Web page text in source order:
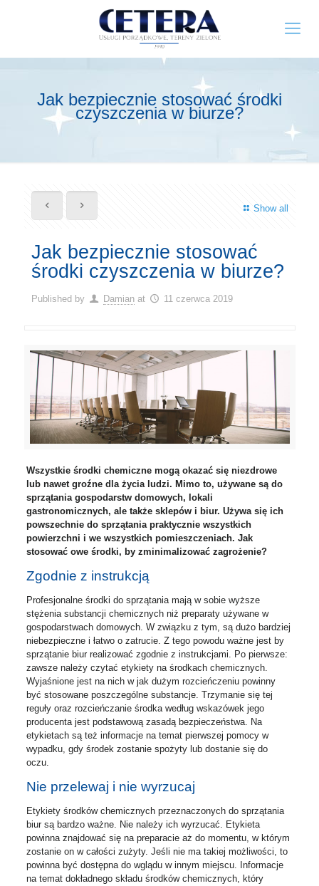
Jak bezpiecznie stosować środki
czyszczenia w biurze?
Show all
Jak bezpiecznie stosować
środki czyszczenia w biurze?
Published by Damian at 11 czerwca 2019
Wszystkie środki chemiczne mogą okazać się niezdrowe
lub nawet groźne dla życia ludzi. Mimo to, używane są do
sprzątania gospodarstw domowych, lokali
gastronomicznych, ale także sklepów i biur. Używa się ich
powszechnie do sprzątania praktycznie wszystkich
powierzchni i we wszystkich pomieszczeniach. Jak
stosować owe środki, by zminimalizować zagrożenie?
Zgodnie z instrukcją
Profesjonalne środki do sprzątania mają w sobie wyższe
stężenia substancji chemicznych niż preparaty używane w
gospodarstwach domowych. W związku z tym, są dużo bardziej
niebezpieczne i łatwo o zatrucie. Z tego powodu ważne jest by
sprzątanie biur realizować zgodnie z instrukcjami. Po pierwsze:
zawsze należy czytać etykiety na środkach chemicznych.
Wyjaśnione jest na nich w jak dużym rozcieńczeniu powinny
być stosowane poszczególne substancje. Trzymanie się tej
reguły oraz rozcieńczanie środka według wskazówek jego
producenta jest podstawową zasadą bezpieczeństwa. Na
etykietach są też informacje na temat pierwszej pomocy w
wypadku, gdy środek zostanie spożyty lub dostanie się do
oczu.
Nie przelewaj i nie wyrzucaj
Etykiety środków chemicznych przeznaczonych do sprzątania
biur są bardzo ważne. Nie należy ich wyrzucać. Etykieta
powinna znajdować się na preparacie aż do momentu, w którym
zostanie on w całości zużyty. Jeśli nie ma takiej możliwości, to
powinna być dostępna do wglądu w innym miejscu. Informacje
na temat dokładnego składu środków chemicznych, który